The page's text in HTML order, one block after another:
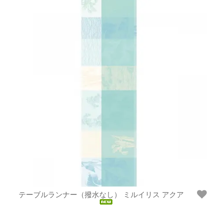
テーブルランナー（撥水なし） ミルイリス アクア